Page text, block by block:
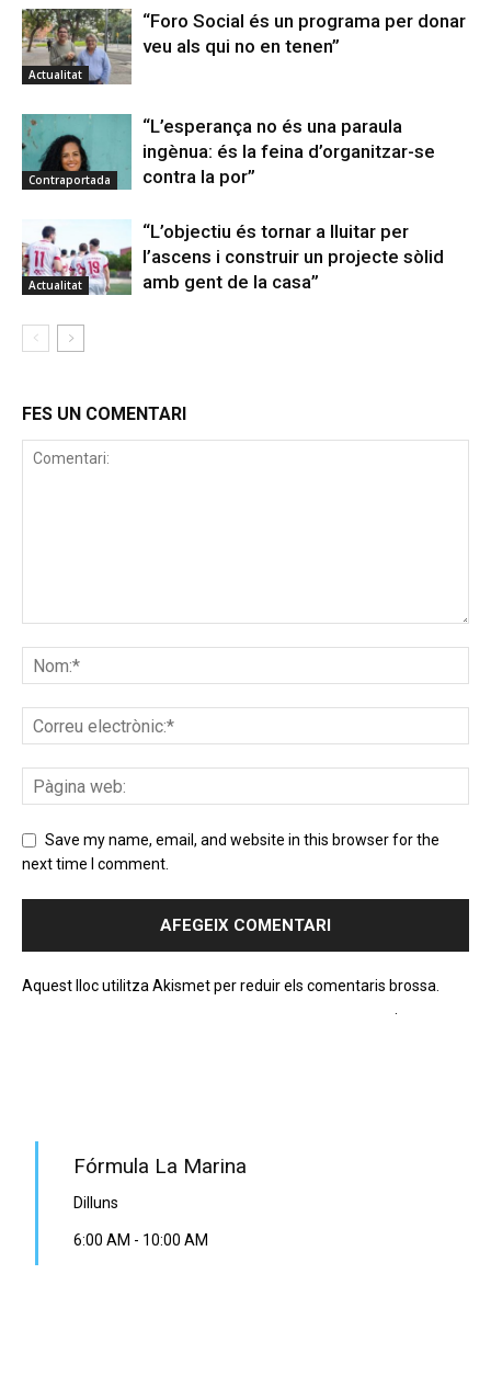
Actualitat
“Foro Social és un programa per donar
veu als qui no en tenen”
Contraportada
“L’esperança no és una paraula
ingènua: és la feina d’organitzar-se
contra la por”
Actualitat
“L’objectiu és tornar a lluitar per
l’ascens i construir un projecte sòlid
amb gent de la casa”
FES UN COMENTARI
Save my name, email, and website in this browser for the
next time I comment.
Aquest lloc utilitza Akismet per reduir els comentaris brossa.
Fórmula La Marina
Dilluns
6:00 AM - 10:00 AM